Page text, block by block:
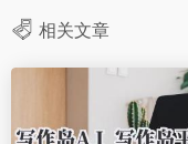
相关文章